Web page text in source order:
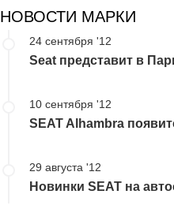
НОВОСТИ МАРКИ
24 сентября '12
Seat представит в
10 сентября '12
SEAT Alhambra
29 августа '12
Новинки SEAT на